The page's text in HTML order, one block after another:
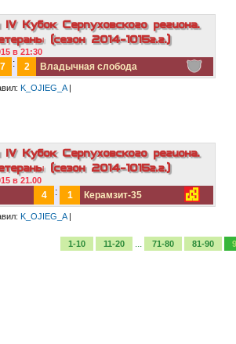
Кубок Серпуховского региона.
(сезон 2014-1015г.г.)
в 21:30
7 : 2 Владычная слобода
K_OJIEG_A|
Кубок Серпуховского региона.
(сезон 2014-1015г.г.)
в 21.00
4 : 1 Керамзит-35
K_OJIEG_A|
1-10 11-20 ... 71-80 81-90